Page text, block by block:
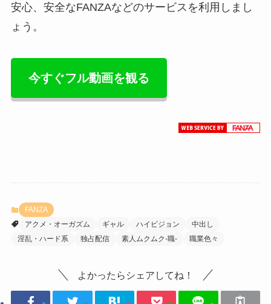
安心、安全なFANZAなどのサービスを利用しまし
ょう。
今すぐフル動画を観る
FANZA
アクメ・オーガズム
ギャル ハイビジョン
中出し
淫乱・ハード系
独占配信 素人ムクムク-職- 職業色々
よかったらシェアしてね！